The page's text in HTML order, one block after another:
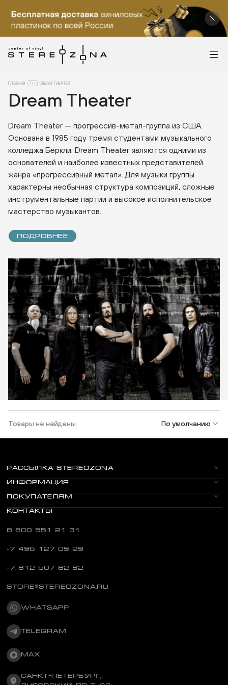
ГЛАВНАЯ DREAM THEATER
Dream Theater
Dream Theater — прогрессив-метал-группа из США.
Основана в 1985 году тремя студентами музыкального
колледжа Беркли. Dream Theater являются одними из
основателей и наиболее известных представителей
жанра «прогрессивный метал». Для музыки группы
характерны необычная структура композиций, сложные
инструментальные партии и высокое исполнительское
мастерство музыкантов.
ПОДРОБНЕЕ
Товары не найдены По умолчанию
РАССЫЛКА STEREOZONA
ИНФОРМАЦИЯ
ПОКУПАТЕЛЯМ
КОНТАКТЫ
8 800 551 21 31
+7 495 127 09 29
+7 812 507 82 62
STORE@STEREOZONA.RU
WHATSAPP
TELEGRAM
MAX
САНКТ-ПЕТЕРБУРГ,